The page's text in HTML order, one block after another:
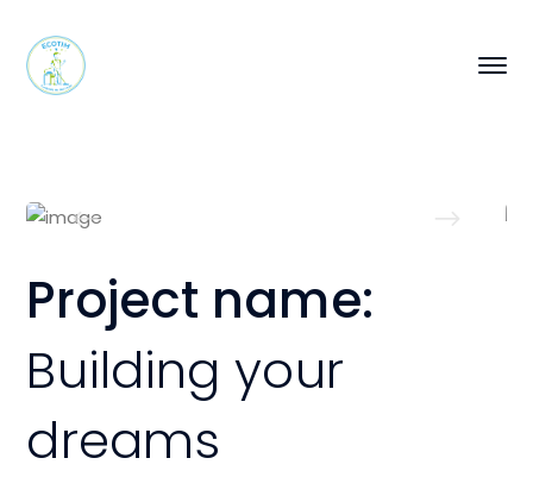
Project name:
Building your
dreams